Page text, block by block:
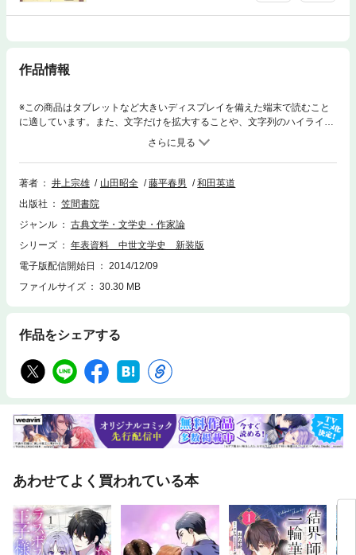
作品情報
※この商品はタブレットなど大きいディスプレイを備えた端末で読むこと
に適しています。また、文字だけを拡大することや、文字列のハイライ
ト、検索、辞書の参照、引用などの機能が使用できません。本書は、大学
および短期大学用の文学史教科書として編集した。史的発展の記述は避け
て、年表および資料(著名作品の本文抜萃)を骨格とし、適宜、教材補助と
しての図版を挿入し、付録に関係系図を付した。
著者 井上宗雄 山田昭全 藤平春男
和田英道
出版社
笠間書院
ジャンル
古典文学・文学史・作家論
シリーズ
年表資料 中世文学史 新装版
電子版配信開始日
2014/12/09
ファイルサイズ
30.30 MB
作品をシェアする
あわせてよく買われている本